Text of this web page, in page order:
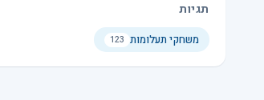
תגיות
משחקי תעלומות 123